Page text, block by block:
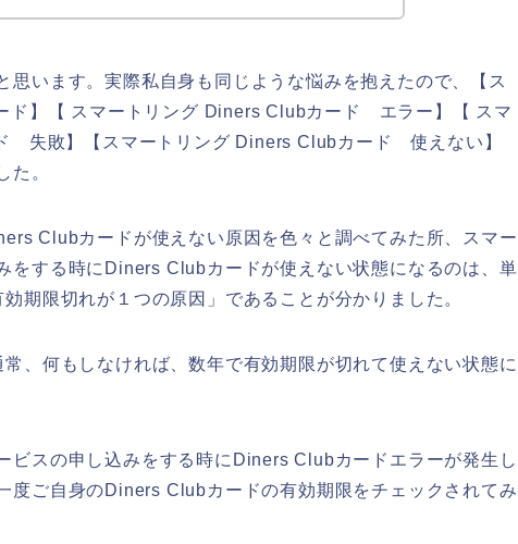
思います。実際私自身も同じような悩みを抱えたので、【ス
ド】【 スマートリング Diners Clubカード エラー】【 スマ
失敗】【スマートリング Diners Clubカード 使えない】
た。
Clubカードが使えない原因を色々と調べてみた所、スマー
をする時にDiners Clubカードが使えない状態になるのは、単
期限切れが１つの原因」であることが分かりました。
、何もしなければ、数年で有効期限が切れて使えない状態に
ビスの申し込みをする時にDiners Clubカードエラーが発生し
度ご自身のDiners Clubカードの有効期限をチェックされてみ